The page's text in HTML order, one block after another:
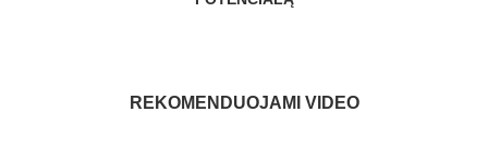
REKOMENDUOJAMI VIDEO